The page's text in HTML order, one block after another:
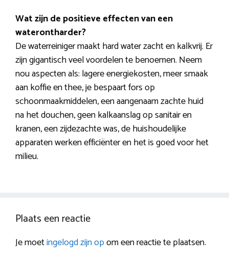
Wat zijn de positieve effecten van een
waterontharder?
De waterreiniger maakt hard water zacht en kalkvrij. Er
zijn gigantisch veel voordelen te benoemen. Neem
nou aspecten als: lagere energiekosten, meer smaak
aan koffie en thee, je bespaart fors op
schoonmaakmiddelen, een aangenaam zachte huid
na het douchen, geen kalkaanslag op sanitair en
kranen, een zijdezachte was, de huishoudelijke
apparaten werken efficiënter en het is goed voor het
milieu.
Plaats een reactie
Je moetingelogd zijn opom een reactie te plaatsen.